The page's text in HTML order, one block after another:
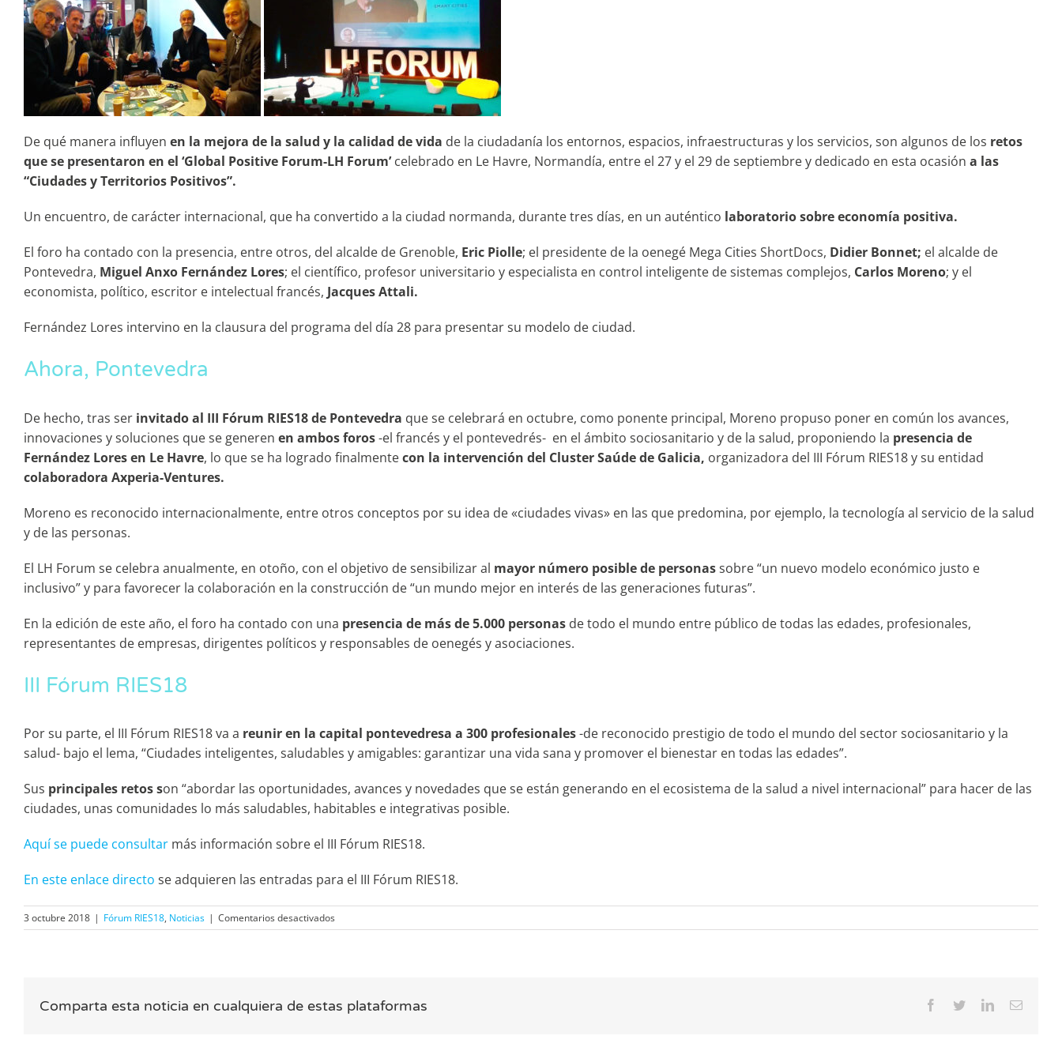
De qué manera influyen en la mejora de la salud y la calidad de vida de la ciudadanía los entornos, espacios, infraestructuras y los servicios, son algunos de los retos
que se presentaron en el ‘Global Positive Forum-LH Forum’celebrado en Le Havre, Normandía, entre el 27 y el 29 de septiembre y dedicado en esta ocasión a las
“Ciudades y Territorios Positivos”.
Un encuentro, de carácter internacional, que ha convertido a la ciudad normanda, durante tres días, en un auténtico laboratorio sobre economía positiva.
El foro ha contado con la presencia, entre otros, del alcalde de Grenoble, Eric Piolle; el presidente de la oenegé Mega Cities ShortDocs, Didier Bonnet; el alcalde de
Pontevedra, Miguel Anxo Fernández Lores; el científico, profesor universitario y especialista en control inteligente de sistemas complejos, Carlos Moreno; y el
economista, político, escritor e intelectual francés, Jacques Attali.
Fernández Lores intervino en la clausura del programa del día 28 para presentar su modelo de ciudad.
Ahora, Pontevedra
De hecho, tras ser invitado al III Fórum RIES18 de Pontevedra que se celebrará en octubre, como ponente principal, Moreno propuso poner en común los avances,
innovaciones y soluciones que se generen en ambos foros-el francés y el pontevedrés- en el ámbito sociosanitario y de la salud, proponiendo la presencia de
Fernández Lores en Le Havre, lo que se ha logrado finalmentecon la intervención del Cluster Saúde de Galicia, organizadora del III Fórum RIES18 y su entidad
colaboradora Axperia-Ventures.
Moreno es reconocido internacionalmente, entre otros conceptos por su idea de «ciudades vivas» en las que predomina, por ejemplo, la tecnología al servicio de la salud
y de las personas.
El LH Forum se celebra anualmente, en otoño, con el objetivo de sensibilizar al mayor número posible de personassobre “un nuevo modelo económico justo e
inclusivo” y para favorecer la colaboración en la construcción de “un mundo mejor en interés de las generaciones futuras”.
En la edición de este año, el foro ha contado con una presencia de más de 5.000 personas de todo el mundo entre público de todas las edades, profesionales,
representantes de empresas, dirigentes políticos y responsables de oenegés y asociaciones.
III Fórum RIES18
Por su parte, el III Fórum RIES18 va a reunir en la capital pontevedresa a 300 profesionales-de reconocido prestigio de todo el mundo del sector sociosanitario y la
salud- bajo el lema, “Ciudades inteligentes, saludables y amigables: garantizar una vida sana y promover el bienestar en todas las edades”.
Sus principales retos son “abordar las oportunidades, avances y novedades que se están generando en el ecosistema de la salud a nivel internacional” para hacer de las
ciudades, unas comunidades lo más saludables, habitables e integrativas posible.
Aquí se puede consultar más información sobre el III Fórum RIES18.
En este enlace directo se adquieren las entradas para el III Fórum RIES18.
3 octubre 2018 | Fórum RIES18, Noticias | Comentarios desactivadosen
El
las
Comparta esta noticia en cualquiera de estas plataformas Facebook
TwitterLinkedInCorreo